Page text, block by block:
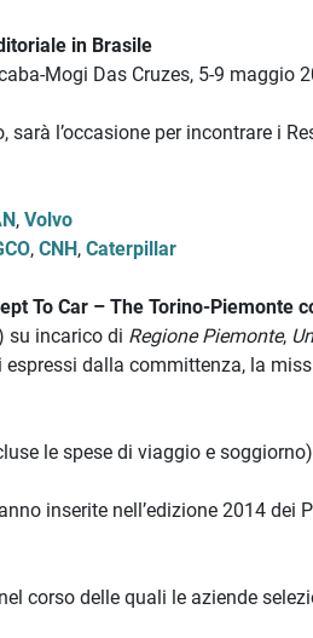
in Brasile
Mogi Das Cruzes, 5-9 maggio
l’occasione per incontrare i
, Volvo
, CNH, Caterpillar
To Car – The Torino-Piemonte
su incarico di Regione Piemonte,
dalla committenza, la
le spese di viaggio e
inserite nell’edizione 2014 dei
corso delle quali le aziende